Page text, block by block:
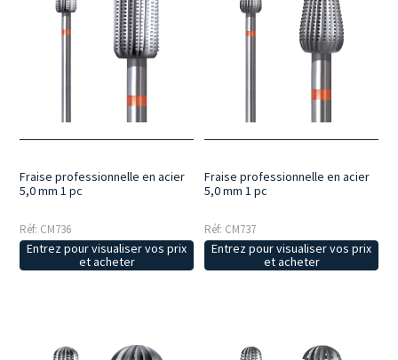
Fraise professionnelle en acier
5,0 mm 1 pc
Réf: CM736
Entrez pour visualiser vos prix
et acheter
Fraise professionnelle en acier
5,0 mm 1 pc
Réf: CM737
Entrez pour visualiser vos prix
et acheter